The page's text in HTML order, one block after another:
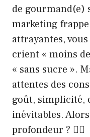
de gourmand(e)
marketing
attrayantes,
crient « moins
« sans sucre ».
attentes des
goût, simplicité,
inévitables.
profondeur ? 🕵️‍♀️